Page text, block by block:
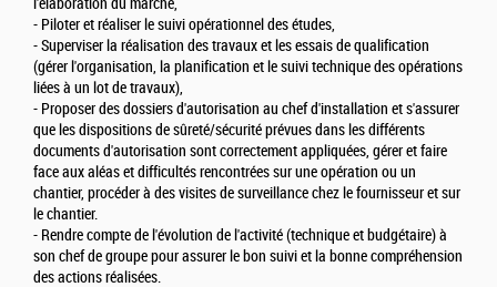
- Piloter et réaliser le suivi opérationnel des études,
- Superviser la réalisation des travaux et les essais de qualification
(gérer l'organisation, la planification et le suivi technique des opérations
liées à un lot de travaux),
- Proposer des dossiers d'autorisation au chef d'installation et s'assurer
que les dispositions de sûreté/sécurité prévues dans les différents
documents d'autorisation sont correctement appliquées, gérer et faire
face aux aléas et difficultés rencontrées sur une opération ou un
chantier, procéder à des visites de surveillance chez le fournisseur et sur
le chantier.
- Rendre compte de l'évolution de l'activité (technique et budgétaire) à
son chef de groupe pour assurer le bon suivi et la bonne compréhension
des actions réalisées.